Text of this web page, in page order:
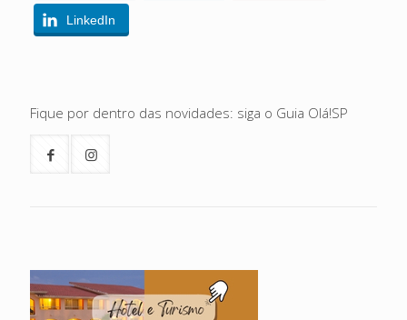
LinkedIn
Fique por dentro das novidades: siga o Guia Olá!SP